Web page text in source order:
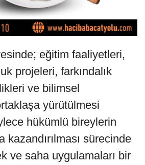
eğitim faaliyetleri,
projeleri, farkındalık
ve bilimsel
yürütülmesi
hükümlü bireylerin
kazandırılması sürecinde
ve saha uygulamaları bir